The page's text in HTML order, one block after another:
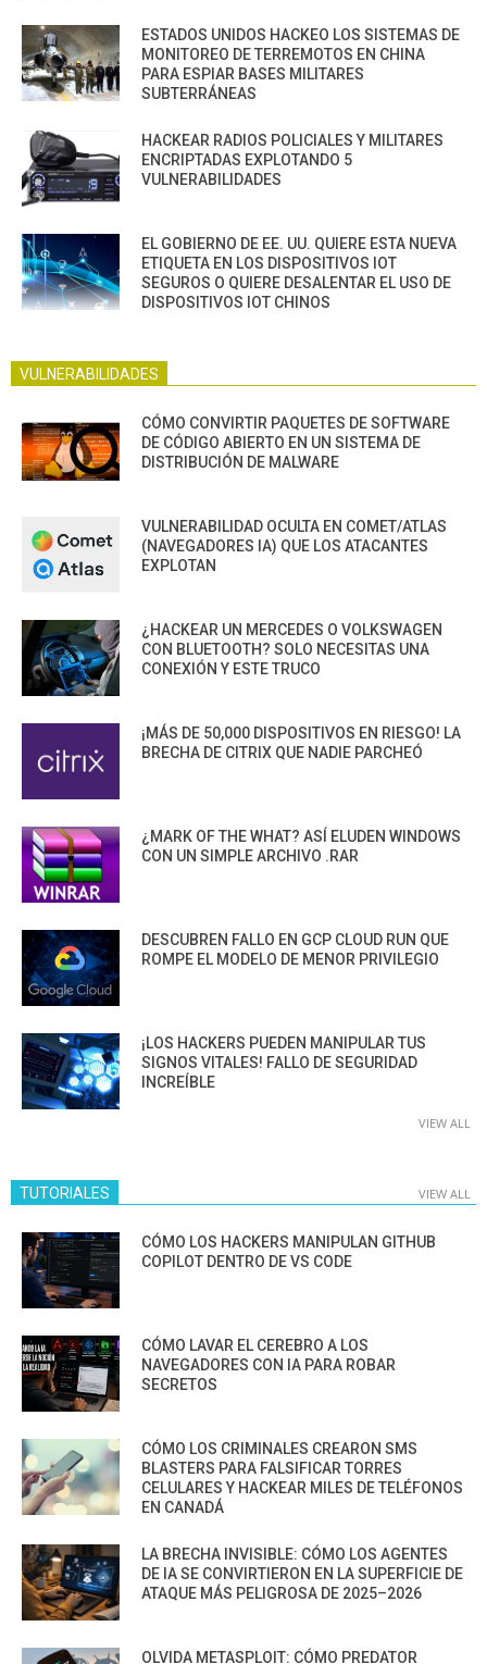
ESTADOS UNIDOS HACKEO LOS SISTEMAS DE
MONITOREO DE TERREMOTOS EN CHINA
PARA ESPIAR BASES MILITARES
SUBTERRÁNEAS
HACKEAR RADIOS POLICIALES Y MILITARES
ENCRIPTADAS EXPLOTANDO 5
VULNERABILIDADES
EL GOBIERNO DE EE. UU. QUIERE ESTA NUEVA
ETIQUETA EN LOS DISPOSITIVOS IOT
SEGUROS O QUIERE DESALENTAR EL USO DE
DISPOSITIVOS IOT CHINOS
VULNERABILIDADES
CÓMO CONVIRTIR PAQUETES DE SOFTWARE
DE CÓDIGO ABIERTO EN UN SISTEMA DE
DISTRIBUCIÓN DE MALWARE
VULNERABILIDAD OCULTA EN COMET/ATLAS
(NAVEGADORES IA) QUE LOS ATACANTES
EXPLOTAN
¿HACKEAR UN MERCEDES O VOLKSWAGEN
CON BLUETOOTH? SOLO NECESITAS UNA
CONEXIÓN Y ESTE TRUCO
¡MÁS DE 50,000 DISPOSITIVOS EN RIESGO! LA
BRECHA DE CITRIX QUE NADIE PARCHEÓ
¿MARK OF THE WHAT? ASÍ ELUDEN WINDOWS
CON UN SIMPLE ARCHIVO .RAR
DESCUBREN FALLO EN GCP CLOUD RUN QUE
ROMPE EL MODELO DE MENOR PRIVILEGIO
¡LOS HACKERS PUEDEN MANIPULAR TUS
SIGNOS VITALES! FALLO DE SEGURIDAD
INCREÍBLE
VIEW ALL
TUTORIALES VIEW ALL
CÓMO LOS HACKERS MANIPULAN GITHUB
COPILOT DENTRO DE VS CODE
CÓMO LAVAR EL CEREBRO A LOS
NAVEGADORES CON IA PARA ROBAR
SECRETOS
CÓMO LOS CRIMINALES CREARON SMS
BLASTERS PARA FALSIFICAR TORRES
CELULARES Y HACKEAR MILES DE TELÉFONOS
EN CANADÁ
LA BRECHA INVISIBLE: CÓMO LOS AGENTES
DE IA SE CONVIRTIERON EN LA SUPERFICIE DE
ATAQUE MÁS PELIGROSA DE 2025–2026
OLVIDA METASPLOIT: CÓMO PREDATOR